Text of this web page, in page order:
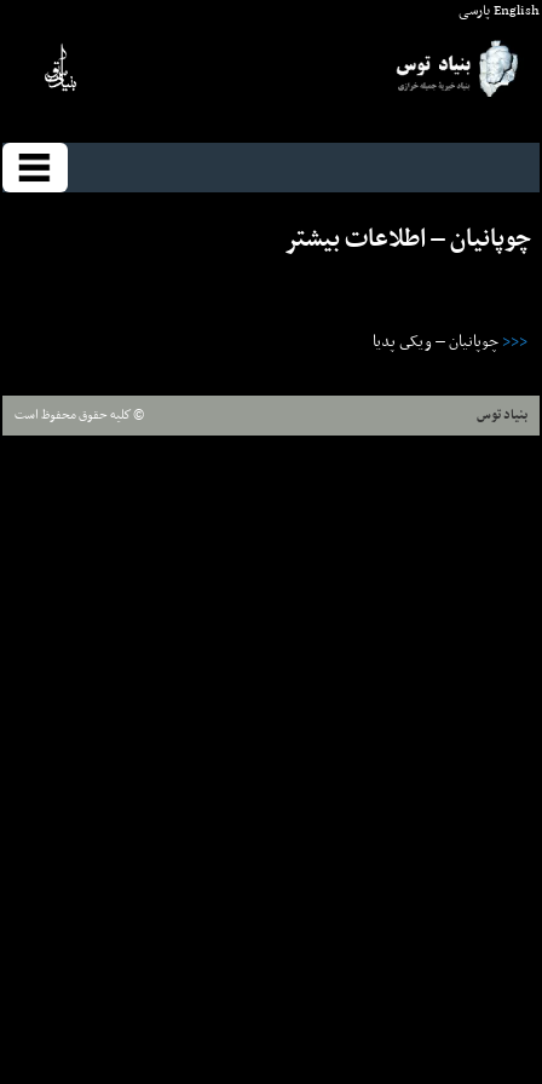
Englishپارسی
چوپانیان – اطلاعات بيشتر
<<<چوپانیان – ويکى پديا
بنیاد توس © كليه حقوق محفوظ است